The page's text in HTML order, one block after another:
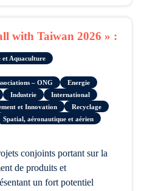
with Taiwan 2026 » :
et Aquaculture
– ONG
Energie
Industrie
International
et Innovation
Recyclage
Spatial, aéronautique et aérien
de produits et
un fort potentiel